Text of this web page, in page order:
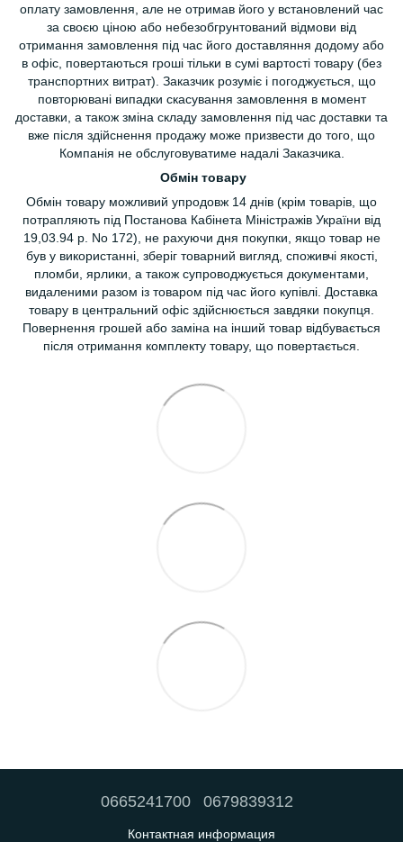
оплату замовлення, але не отримав його у встановлений час
за своєю ціною або небезобгрунтований відмови від
отримання замовлення під час його доставляння додому або
в офіс, повертаються гроші тільки в сумі вартості товару (без
транспортних витрат). Заказчик розуміє і погоджується, що
повторювані випадки скасування замовлення в момент
доставки, а також зміна складу замовлення під час доставки та
вже після здійснення продажу може призвести до того, що
Компанія не обслуговуватиме надалі Заказчика.
Обмін товару
Обмін товару можливий упродовж 14 днів (крім товарів, що
потрапляють під Постанова Кабінета Міністражів України від
19,03.94 р. No 172), не рахуючи дня покупки, якщо товар не
був у використанні, зберіг товарний вигляд, споживчі якості,
пломби, ярлики, а також супроводжується документами,
видаленими разом із товаром під час його купівлі. Доставка
товару в центральний офіс здійснюється завдяки покупця.
Повернення грошей або заміна на інший товар відбувається
після отримання комплекту товару, що повертається.
0665241700 0679839312
Контактная информация